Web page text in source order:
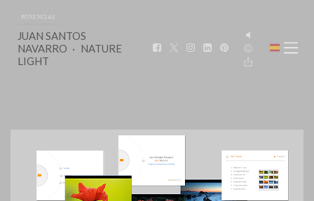
PONENCIAS
JUAN SANTOS
NAVARRO
NATURE
LIGHT